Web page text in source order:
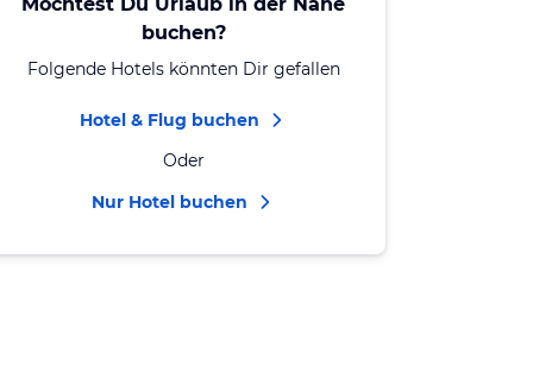
buchen?
Folgende Hotels könnten Dir gefallen
Hotel & Flug buchen
Oder
Nur Hotel buchen